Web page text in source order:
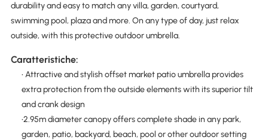
durability and easy to match any villa, garden, courtyard,
swimming pool, plaza and more. On any type of day, just relax
outside, with this protective outdoor umbrella.
Caratteristiche:
• Attractive and stylish offset market patio umbrella provides
extra protection from the outside elements with its superior tilt
and crank design
•2.95m diameter canopy offers complete shade in any park,
garden, patio, backyard, beach, pool or other outdoor setting